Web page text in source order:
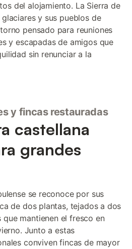
del alojamiento. La Sierra de
y sus pueblos de
pensado para reuniones
y escapadas de amigos que
sin renunciar a la
y fincas restauradas
castellana
grandes
se reconoce por sus
de dos plantas, tejados a dos
mantienen el fresco en
Junto a estas
conviven fincas de mayor